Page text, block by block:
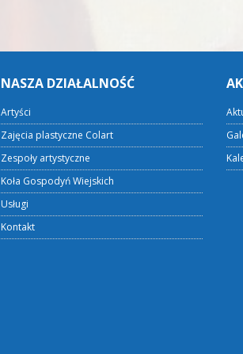
NASZA DZIAŁALNOŚĆ
Artyści
Zajęcia plastyczne Colart
Zespoły artystyczne
Koła Gospodyń Wiejskich
Usługi
Kontakt